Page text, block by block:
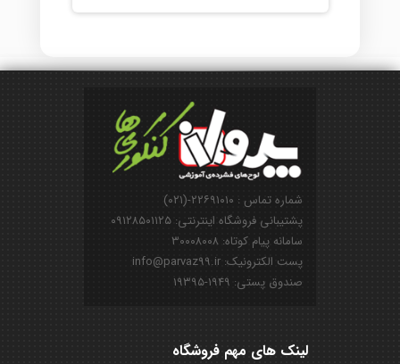
شماره تماس : ۲۲۶۹۱۰۱۰-(۰۲۱)
پشتیبانی فروشگاه اینترنتی: ۰۹۱۲۸۵۰۱۱۲۵
سامانه پیام کوتاه: ۳۰۰۰۸۰۰۸
پست الکترونیک: info@parvaz99.ir
صندوق پستی: ۱۹۴۹-۱۹۳۹۵
لینک های مهم فروشگاه